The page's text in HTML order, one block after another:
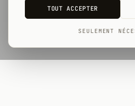
TOUT ACCEPTER
SEULEMENT